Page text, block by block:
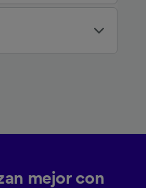
mejor con